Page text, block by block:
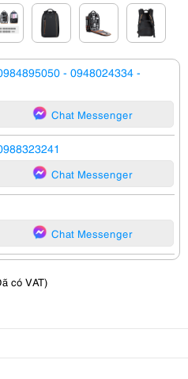
- 0948024334 -
Chat Messenger
Chat Messenger
Chat Messenger
có VAT)